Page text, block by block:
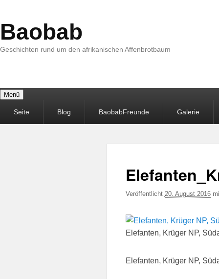
Baobab
Geschichten rund um den afrikanischen Affenbrotbaum
Menü
MenüSeite Blog BaobabFreunde Galerie
Veröffentlicht 20. August 2016
Elefanten, Krüger NP,
Elefanten, Krüger NP,